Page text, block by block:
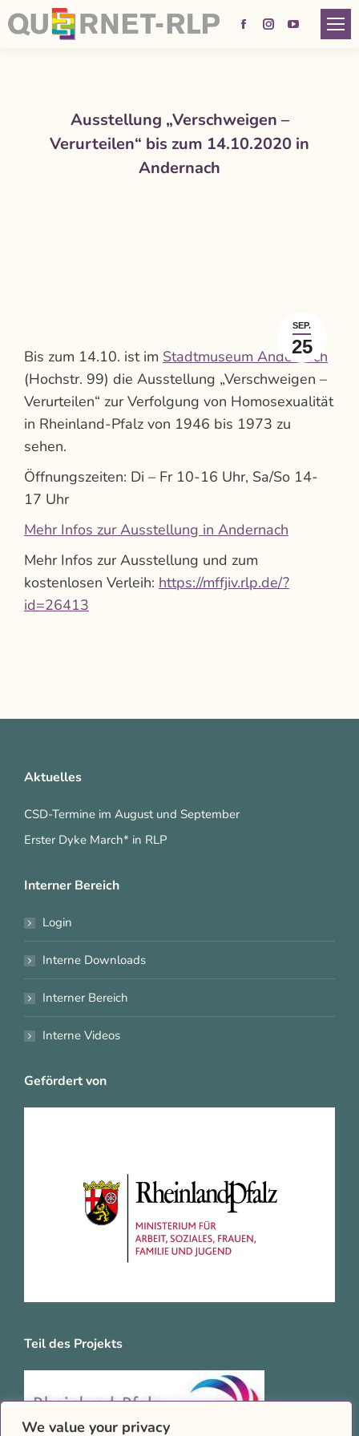
We value your privacy
Facebook
new
window
Instagram
new
window
YouTube
window
Ausstellung „Verschweigen –
Verurteilen“ bis zum 14.10.2020 in
Andernach
SEP.
25
Bis zum 14.10. ist im Stadtmuseum Andernach
(Hochstr. 99) die Ausstellung „Verschweigen –
Verurteilen“ zur Verfolgung von Homosexualität
in Rheinland-Pfalz von 1946 bis 1973 zu
sehen.
Öffnungszeiten: Di – Fr 10-16 Uhr, Sa/So 14-
17 Uhr
Mehr Infos zur Ausstellung in Andernach
Mehr Infos zur Ausstellung und zum
kostenlosen Verleih: https://mffjiv.rlp.de/?
id=26413
Aktuelles
CSD-Termine im August und September
Erster Dyke March* in RLP
Interner Bereich
Login
Interne Downloads
Interner Bereich
Interne Videos
Gefördert von
Teil des Projekts